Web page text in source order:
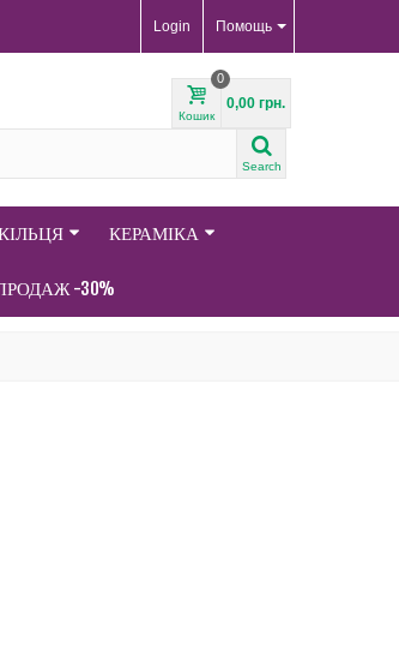
Помощь
Login
Кошик
0
0,00 грн.
Search
КЕРАМІКА
-30%